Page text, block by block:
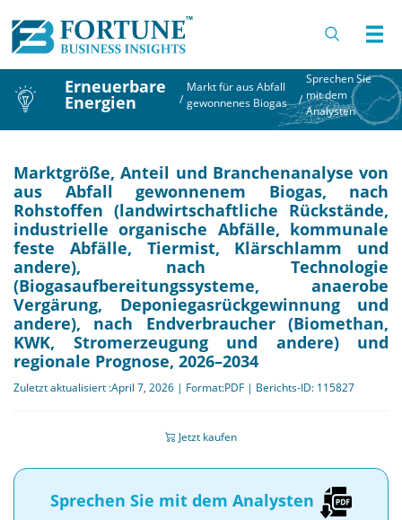
Erneuerbare
Energien /
Markt für aus Abfall
gewonnenes Biogas
/
Sprechen Sie
mit dem
Analysten
Marktgröße, Anteil und Branchenanalyse von
aus Abfall gewonnenem Biogas, nach
Rohstoffen (landwirtschaftliche Rückstände,
industrielle organische Abfälle, kommunale
feste Abfälle, Tiermist, Klärschlamm und
andere), nach Technologie
(Biogasaufbereitungssysteme, anaerobe
Vergärung, Deponiegasrückgewinnung und
andere), nach Endverbraucher (Biomethan,
KWK, Stromerzeugung und andere) und
regionale Prognose, 2026–2034
Zuletzt aktualisiert :April 7, 2026 | Format:PDF | Berichts-ID: 115827
Jetzt kaufen
Sprechen Sie mit dem Analysten